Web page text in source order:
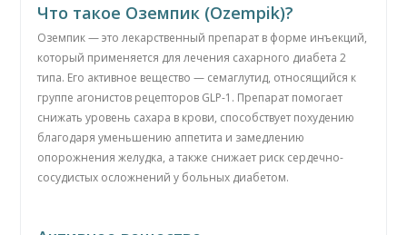
Что такое Оземпик (Ozempik)?
Оземпик — это лекарственный препарат в форме инъекций,
который применяется для лечения сахарного диабета 2
типа. Его активное вещество — семаглутид, относящийся к
группе агонистов рецепторов GLP-1. Препарат помогает
снижать уровень сахара в крови, способствует похудению
благодаря уменьшению аппетита и замедлению
опорожнения желудка, а также снижает риск сердечно-
сосудистых осложнений у больных диабетом.